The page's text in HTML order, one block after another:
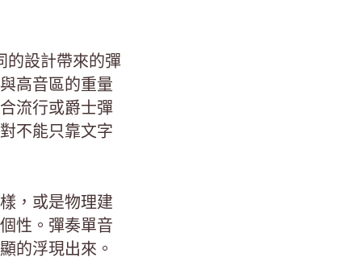
的設計帶來的彈
高音區的重量
流行或爵士彈
不能只靠文字
，或是物理建
性。彈奏單音
的浮現出來。